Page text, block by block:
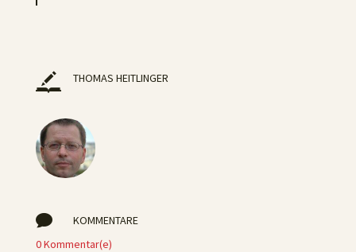
THOMAS HEITLINGER

KOMMENTARE
0 Kommentar(e)